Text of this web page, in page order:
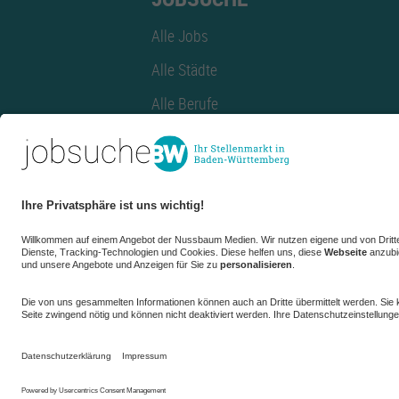
Alle Jobs
Alle Städte
Alle Berufe
Alle Berufe nach Stadt
Alle Tätigkeitsbereiche
Alle Tätigkeitsbereiche nach Stadt
azubiBW.de
Minijobs
Firmenprofil
de.jobble.org